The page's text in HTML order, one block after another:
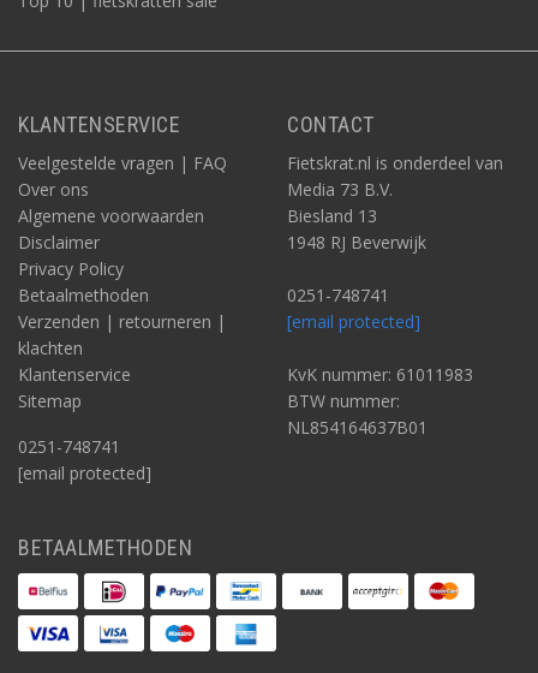
KLANTENSERVICE
Veelgestelde vragen | FAQ
Over ons
Algemene voorwaarden
Disclaimer
Privacy Policy
Betaalmethoden
Verzenden | retourneren |
klachten
Klantenservice
Sitemap
0251-748741
[email protected]
CONTACT
Fietskrat.nl is onderdeel van
Media 73 B.V.
Biesland 13
1948 RJ Beverwijk
0251-748741
[email protected]
KvK nummer: 61011983
BTW nummer:
NL854164637B01
BETAALMETHODEN